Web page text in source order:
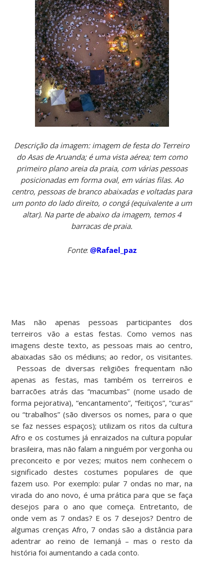
Descrição da imagem: imagem de festa do Terreiro
do Asas de Aruanda; é uma vista aérea; tem como
primeiro plano areia da praia, com várias pessoas
posicionadas em forma oval, em várias filas. Ao
centro, pessoas de branco abaixadas e voltadas para
um ponto do lado direito, o congá (equivalente a um
altar). Na parte de abaixo da imagem, temos 4
barracas de praia.
Fonte:@Rafael_paz
Mas não apenas pessoas participantes dos
terreiros vão a estas festas. Como vemos nas
imagens deste texto, as pessoas mais ao centro,
abaixadas são os médiuns; ao redor, os visitantes.
Pessoas de diversas religiões frequentam não
apenas as festas, mas também os terreiros e
barracões atrás das “macumbas” (nome usado de
forma pejorativa), “encantamento”, “feitiços”, “curas”
ou “trabalhos” (são diversos os nomes, para o que
se faz nesses espaços); utilizam os ritos da cultura
Afro e os costumes já enraizados na cultura popular
brasileira, mas não falam a ninguém por vergonha ou
preconceito e por vezes; muitos nem conhecem o
significado destes costumes populares de que
fazem uso. Por exemplo: pular 7 ondas no mar, na
virada do ano novo, é uma prática para que se faça
desejos para o ano que começa. Entretanto, de
onde vem as 7 ondas? E os 7 desejos? Dentro de
algumas crenças Afro, 7 ondas são a distância para
adentrar ao reino de Iemanjá – mas o resto da
história foi aumentando a cada conto.